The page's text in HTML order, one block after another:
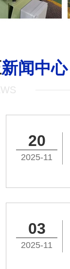
新闻中心
20
2025-11
03
2025-11